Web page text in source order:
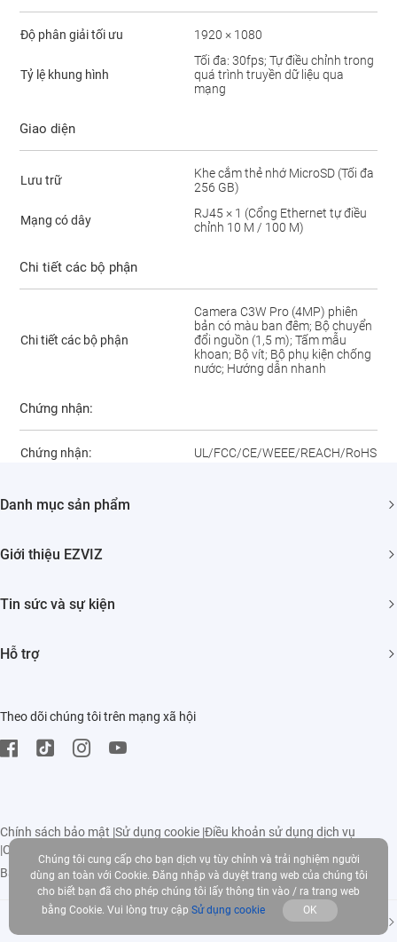
Độ phân giải tối ưu 1920 × 1080
Tỷ lệ khung hình
Tối đa: 30fps; Tự điều chỉnh trong
quá trình truyền dữ liệu qua
mạng
Giao diện
Lưu trữ
Khe cắm thẻ nhớ MicroSD (Tối đa
256 GB)
Mạng có dây
RJ45 × 1 (Cổng Ethernet tự điều
chỉnh 10 M / 100 M)
Chi tiết các bộ phận
Chi tiết các bộ phận
Camera C3W Pro (4MP) phiên
bản có màu ban đêm; Bộ chuyển
đổi nguồn (1,5 m); Tấm mẫu
khoan; Bộ vít; Bộ phụ kiện chống
nước; Hướng dẫn nhanh
Chứng nhận:
Chứng nhận: UL/FCC/CE/WEEE/REACH/RoHS
Danh mục sản phẩm
Giới thiệu EZVIZ
Tìm nhà phân phối
Tin sức và sự kiện
Hỗ trợ
Tải về
Trung tâm bảo hành
Theo dõi chúng tôi trên mạng xã hội
Chính sách bảo mật |Sử dụng cookie |Điều khoản sử dụng dịch vụ
|Chính sách
Bản quyền © 2026 EZVIZ Inc. Mọi quyền được bảo lưu
Chúng tôi cung cấp cho bạn dịch vụ tùy chỉnh và trải nghiệm người
dùng an toàn với Cookie. Đăng nhập và duyệt trang web của chúng tôi
cho biết bạn đã cho phép chúng tôi lấy thông tin vào / ra trang web
bằng Cookie. Vui lòng truy cập Sử dụng cookie OK